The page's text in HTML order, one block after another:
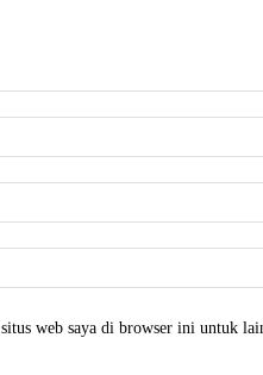
web saya di browser ini untuk